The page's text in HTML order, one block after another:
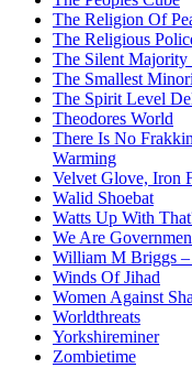
The Religion Of
The Religious
The Silent
The Smallest
The Spirit Level
Theodores World
There Is No
Warming
Velvet Glove, Iron
Walid Shoebat
Watts Up With
We Are
William M Briggs –
Winds Of Jihad
Women Against
Worldthreats
Yorkshireminer
Zombietime